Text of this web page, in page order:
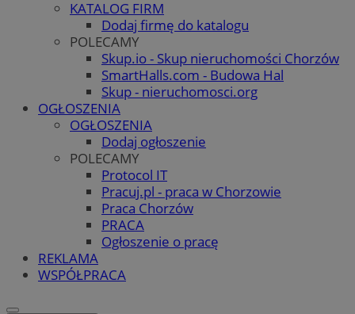
KATALOG FIRM
Dodaj firmę do katalogu
POLECAMY
Skup.io - Skup nieruchomości Chorzów
SmartHalls.com - Budowa Hal
Skup - nieruchomosci.org
OGŁOSZENIA
OGŁOSZENIA
Dodaj ogłoszenie
POLECAMY
Protocol IT
Pracuj.pl - praca w Chorzowie
Praca Chorzów
PRACA
Ogłoszenie o pracę
REKLAMA
WSPÓŁPRACA